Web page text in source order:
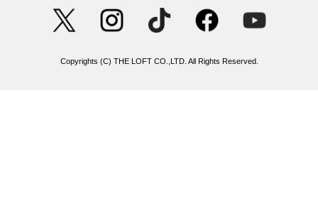
Copyrights (C) THE LOFT CO.,LTD. All Rights Reserved.